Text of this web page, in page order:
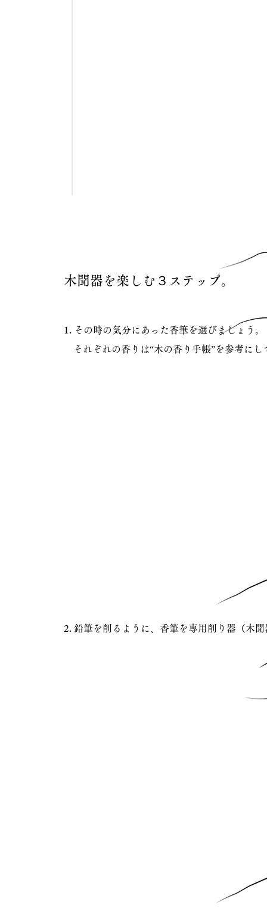
木聞器を楽しむ３ステップ。
1. その時の気分にあった香筆を選びましょう。
それぞれの香りは“木の香り手帳”を参考にし
2. 鉛筆を削るように、香筆を専用削り器（木